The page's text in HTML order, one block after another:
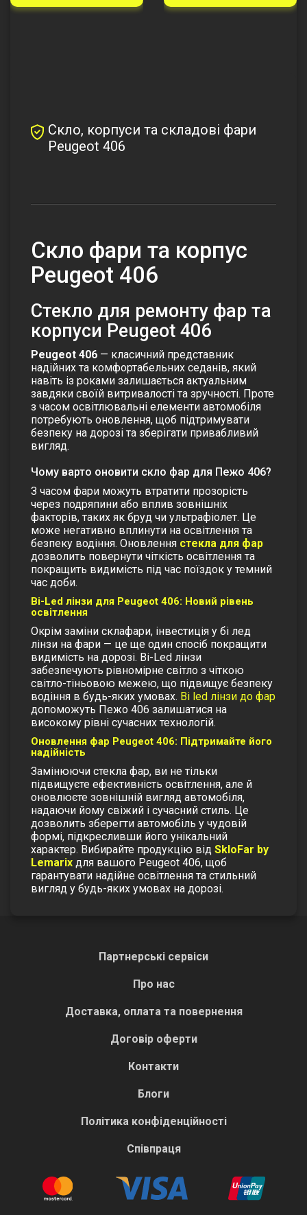
Скло, корпуси та складові фари
Peugeot 406
Cкло фари та корпус
Peugeot 406
Стекло для ремонту фар та
корпуси Peugeot 406
Peugeot 406 — класичний представник
надійних та комфортабельних седанів, який
навіть із роками залишається актуальним
завдяки своїй витривалості та зручності. Проте
з часом освітлювальні елементи автомобіля
потребують оновлення, щоб підтримувати
безпеку на дорозі та зберігати привабливий
вигляд.
Чому варто оновити скло фар для Пежо 406?
З часом фари можуть втратити прозорість
через подряпини або вплив зовнішніх
факторів, таких як бруд чи ультрафіолет. Це
може негативно вплинути на освітлення та
безпеку водіння. Оновлення стекла для фар
дозволить повернути чіткість освітлення та
покращить видимість під час поїздок у темний
час доби.
Bi-Led лінзи для Peugeot 406: Новий рівень
освітлення
Окрім заміни склафари, інвестиція у бі лед
лінзи на фари — це ще один спосіб покращити
видимість на дорозі. Bi-Led лінзи
забезпечують рівномірне світло з чіткою
світло-тіньовою межею, що підвищує безпеку
водіння в будь-яких умовах. Bi led лінзи до фар
допоможуть Пежо 406 залишатися на
високому рівні сучасних технологій.
Оновлення фар Peugeot 406: Підтримайте його
надійність
Замінюючи стекла фар, ви не тільки
підвищуєте ефективність освітлення, але й
оновлюєте зовнішній вигляд автомобіля,
надаючи йому свіжий і сучасний стиль. Це
дозволить зберегти автомобіль у чудовій
формі, підкресливши його унікальний
характер. Вибирайте продукцію від SkloFar by
Lemarix для вашого Peugeot 406, щоб
гарантувати надійне освітлення та стильний
вигляд у будь-яких умовах на дорозі.
Партнерські сервіси
Про нас
Доставка, оплата та повернення
Договір оферти
Контакти
Блоги
Політика конфіденційності
Співпраця